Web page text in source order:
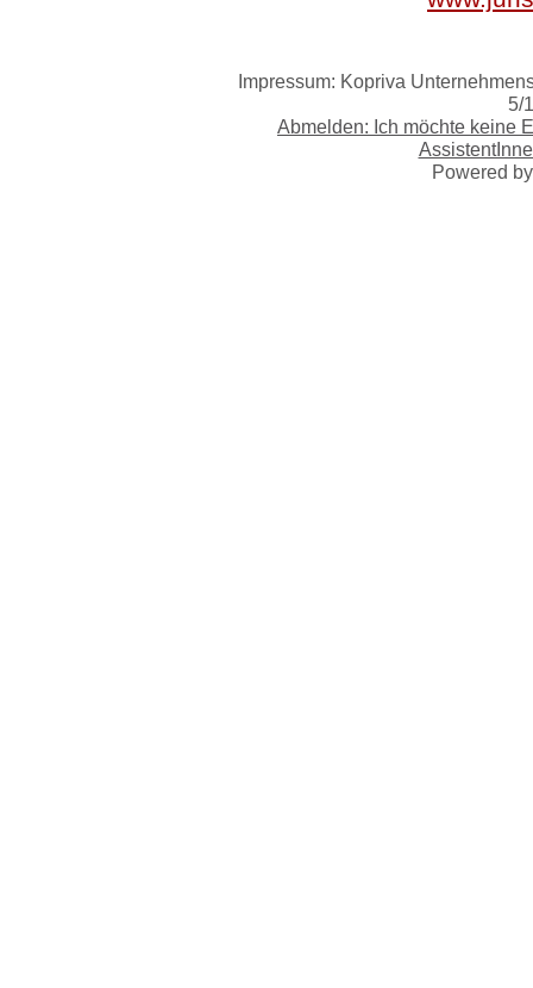
Impressum: Kopriva
5/
Abmelden: Ich möchte keine
Powered